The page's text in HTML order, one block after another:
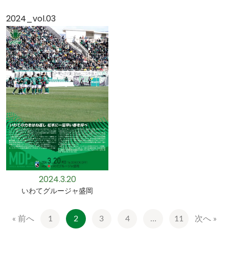
2024_vol.03
2024.3.20
いわてグルージャ盛岡
« 前へ 1 2 3 4 … 11 次へ »